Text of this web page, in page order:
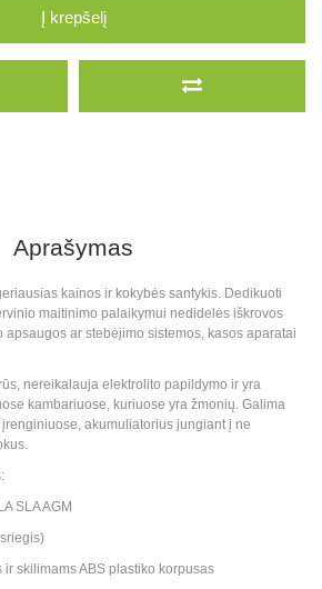
Į krepšelį
Aprašymas
kainos ir kokybės santykis. Dedikuoti
maitinimo palaikymui nedidelės iškrovos
ar stebėjimo sistemos, kasos aparatai
nereikalauja elektrolito papildymo ir yra
kambariuose, kuriuose yra žmonių. Galima
akumuliatorius jungiant į ne
SLA AGM
skilimams ABS plastiko korpusas